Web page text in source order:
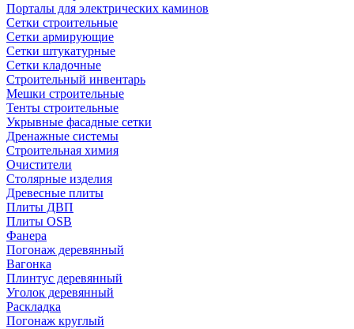
Порталы для электрических каминов
Сетки строительные
Сетки армирующие
Сетки штукатурные
Сетки кладочные
Строительный инвентарь
Мешки строительные
Тенты строительные
Укрывные фасадные сетки
Дренажные системы
Строительная химия
Очистители
Столярные изделия
Древесные плиты
Плиты ДВП
Плиты OSB
Фанера
Погонаж деревянный
Вагонка
Плинтус деревянный
Уголок деревянный
Раскладка
Погонаж круглый